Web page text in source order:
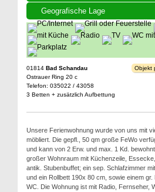
Geografische Lage
01814 Bad Schandau
Ostrauer Ring 20 c
Telefon: 035022 / 43058
3 Betten + zusätzlich Aufbettung
Objekt
Unsere Ferienwohnung wurde von uns mit
möbliert. Die gepfl., 50 qm große FeWo
und kann von 2 Erw. und max. 1 Kd.
großer Wohnraum mit Küchenzeile,
antik. Stubenbuffet; ein sep. Schlafzimmer
und ein Rollbett 190x 80 cm, sowie einem
WC. Die Wohnung ist mit Radio, Fernseher,